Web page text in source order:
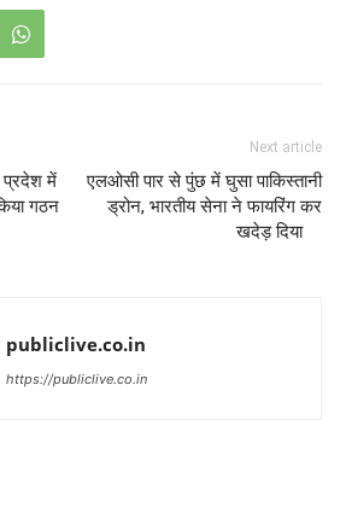
प्रदेश में
गठन
Next article
एलओसी पार से पुंछ में घुसा पाकिस्तानी
ड्रोन, भारतीय सेना ने फायरिंग कर
खदेड़ दिया
publiclive.co.in
https://publiclive.co.in